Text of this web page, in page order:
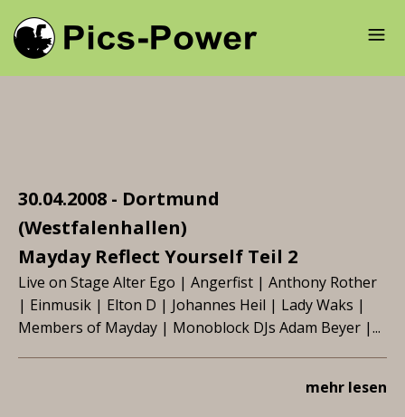
30.04.2008 - Dortmund
(Westfalenhallen)
Mayday Reflect Yourself Teil 2
Live on Stage Alter Ego | Angerfist | Anthony Rother
| Einmusik | Elton D | Johannes Heil | Lady Waks |
Members of Mayday | Monoblock DJs Adam Beyer |...
mehr lesen